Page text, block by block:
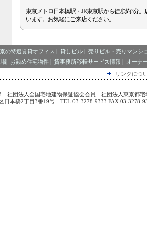
東京メトロ日本橋駅・JR東京駅から徒歩約3分。
います。お気軽にご来店ください。
の特選賃貸オフィス | 貸しビル | 売りビル・売りマンシ
| お勧め住宅物件 | 貸事務所移転サービス情報 | オーナ
リンクにつ
社団法人全国宅地建物保証協会会員 社団法人東京都宅
日本橋2丁目3番19号 TEL.03-3278-9333 FAX.03-3278-